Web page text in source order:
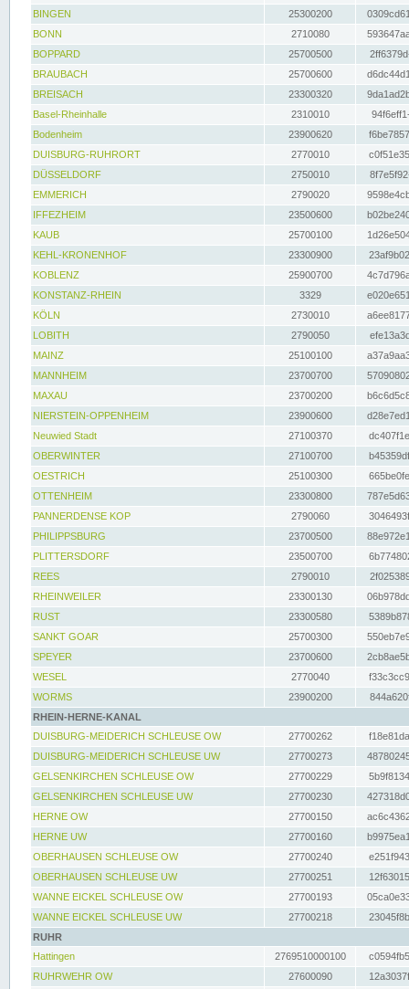
BINGEN
25300200
BONN
2710080
BOPPARD
25700500
BRAUBACH
25700600
BREISACH
23300320
Basel-Rheinhalle
2310010
Bodenheim
23900620
DUISBURG-RUHRORT
2770010
DÜSSELDORF
2750010
EMMERICH
2790020
IFFEZHEIM
23500600
KAUB
25700100
KEHL-KRONENHOF
23300900
KOBLENZ
25900700
KONSTANZ-RHEIN
3329
KÖLN
2730010
LOBITH
2790050
MAINZ
25100100
MANNHEIM
23700700
MAXAU
23700200
NIERSTEIN-OPPENHEIM
23900600
Neuwied Stadt
27100370
OBERWINTER
27100700
OESTRICH
25100300
OTTENHEIM
23300800
PANNERDENSE KOP
2790060
PHILIPPSBURG
23700500
PLITTERSDORF
23500700
REES
2790010
RHEINWEILER
23300130
RUST
23300580
SANKT GOAR
25700300
SPEYER
23700600
WESEL
2770040
WORMS
23900200
RHEIN-HERNE-KANAL
DUISBURG-MEIDERICH SCHLEUSE OW
27700262
DUISBURG-MEIDERICH SCHLEUSE UW
27700273
GELSENKIRCHEN SCHLEUSE OW
27700229
GELSENKIRCHEN SCHLEUSE UW
27700230
HERNE OW
27700150
HERNE UW
27700160
OBERHAUSEN SCHLEUSE OW
27700240
OBERHAUSEN SCHLEUSE UW
27700251
WANNE EICKEL SCHLEUSE OW
27700193
WANNE EICKEL SCHLEUSE UW
27700218
RUHR
Hattingen
2769510000100
RUHRWEHR OW
27600090